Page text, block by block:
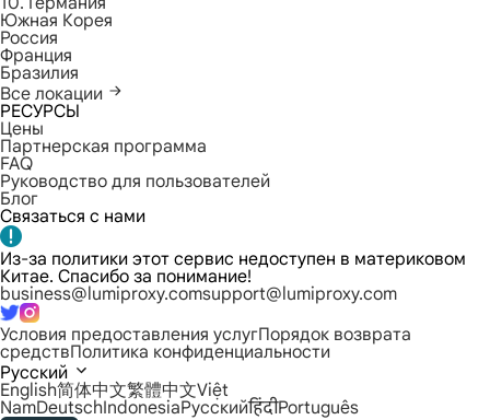
Южная Корея
Россия
Франция
Бразилия
Все локации
РЕСУРСЫ
Цены
Партнерская программа
FAQ
Руководство для пользователей
Блог
Связаться с нами
Из-за политики этот сервис недоступен в материковом
Китае. Спасибо за понимание!
business@lumiproxy.comsupport@lumiproxy.com
Условия предоставления услугПорядок возврата
средствПолитика конфиденциальности
Русский
English简体中文繁體中文Việt
NamDeutschIndonesiaРусскийहिंदीPortuguês